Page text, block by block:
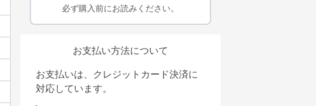
必ず購入前にお読みください。
お支払い方法について
お支払いは、クレジットカード決済に
対応しています。